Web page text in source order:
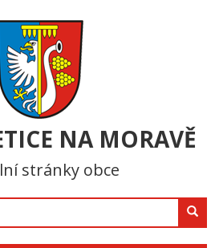
NA MORAVĚ
stránky obce